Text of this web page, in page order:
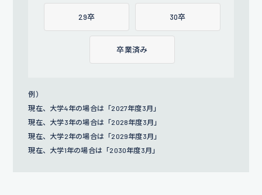
29卒 30卒
卒業済み
例）
現在、大学4年の場合は「2027年度3月」
現在、大学3年の場合は「2028年度3月」
現在、大学2年の場合は「2029年度3月」
現在、大学1年の場合は「2030年度3月」